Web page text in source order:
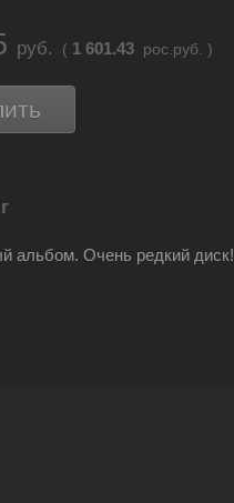
руб. ( 1 601.43 рос.руб. )
альбом. Очень редкий диск!